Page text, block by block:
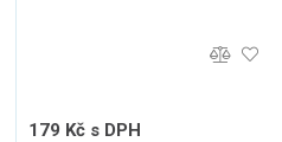
179 Kč s DPH